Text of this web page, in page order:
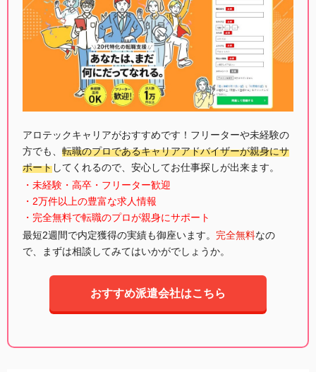
アロテックキャリアがおすすめです！フリーターや未経験の
方でも、 転職のプロであるキャリアアドバイザーが親身にサ
ポートしてくれるので、安心してお仕事探しが出来ます。
・未経験・高卒・フリーター歓迎
・2万件以上の豊富な求人情報
・完全無料で転職のプロが親身にサポート
最短2週間で内定獲得の実績も御座います。 完全無料なの
で、まずは相談してみてはいかがでしょうか。
おすすめ派遣会社はこちら